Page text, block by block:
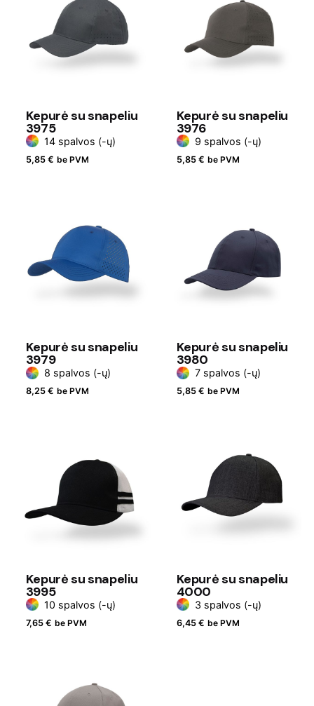
Kepurė su snapeliu
3975
14 spalvos (-ų)
5,85 € be PVM
Kepurė su snapeliu
3976
9 spalvos (-ų)
5,85 € be PVM
Kepurė su snapeliu
3979
8 spalvos (-ų)
8,25 € be PVM
Kepurė su snapeliu
3980
7 spalvos (-ų)
5,85 € be PVM
Kepurė su snapeliu
3995
10 spalvos (-ų)
7,65 € be PVM
Kepurė su snapeliu
4000
3 spalvos (-ų)
6,45 € be PVM